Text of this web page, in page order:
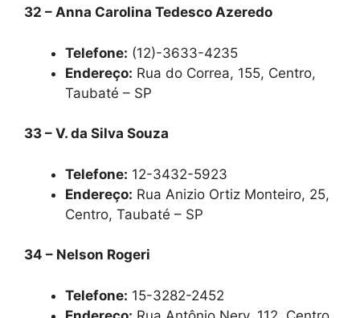
32 – Anna Carolina Tedesco Azeredo
Telefone: (12)-3633-4235
Endereço: Rua do Correa, 155, Centro,
Taubaté – SP
33 – V. da Silva Souza
Telefone: 12-3432-5923
Endereço: Rua Anizio Ortiz Monteiro, 25,
Centro, Taubaté – SP
34 – Nelson Rogeri
Telefone: 15-3282-2452